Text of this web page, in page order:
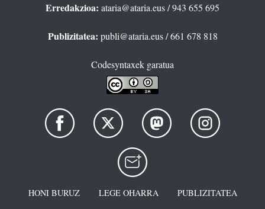
Erredakzioa: ataria@ataria.eus/ 943 655 695
Publizitatea: publi@ataria.eus/ 661 678 818
Codesyntaxek garatua
HONI BURUZ LEGE OHARRA
PUBLIZITATEA